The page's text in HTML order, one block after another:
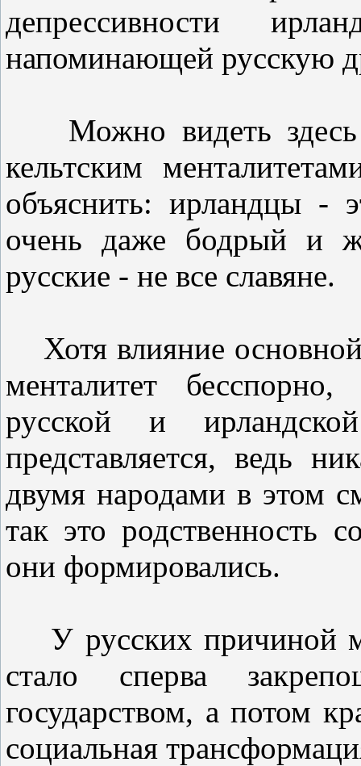
депрессивности
напоминающей русскую
Можно видеть здесь
кельтским
объяснить: ирландцы -
очень даже бодрый и
русские - не все славяне.
Хотя влияние
менталитет
русской и
представляется, ведь
двумя народами в этом
так это родственность
они формировались.
У русских причиной
стало сперва
государством, а потом
социальная